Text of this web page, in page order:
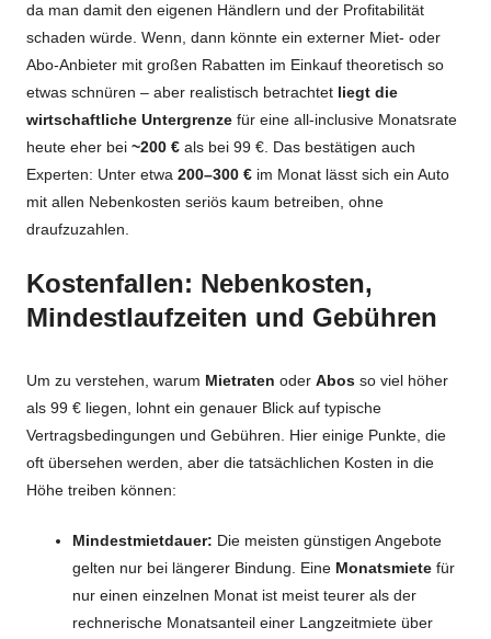
da man damit den eigenen Händlern und der Profitabilität
schaden würde. Wenn, dann könnte ein externer Miet- oder
Abo-Anbieter mit großen Rabatten im Einkauf theoretisch so
etwas schnüren – aber realistisch betrachtet liegt die
wirtschaftliche Untergrenze für eine all-inclusive Monatsrate
heute eher bei ~200 € als bei 99 €. Das bestätigen auch
Experten: Unter etwa 200–300 € im Monat lässt sich ein Auto
mit allen Nebenkosten seriös kaum betreiben, ohne
draufzuzahlen.
Kostenfallen: Nebenkosten,
Mindestlaufzeiten und Gebühren
Um zu verstehen, warum Mietraten oder Abos so viel höher
als 99 € liegen, lohnt ein genauer Blick auf typische
Vertragsbedingungen und Gebühren. Hier einige Punkte, die
oft übersehen werden, aber die tatsächlichen Kosten in die
Höhe treiben können:
Mindestmietdauer: Die meisten günstigen Angebote
gelten nur bei längerer Bindung. Eine Monatsmiete für
nur einen einzelnen Monat ist meist teurer als der
rechnerische Monatsanteil einer Langzeitmiete über